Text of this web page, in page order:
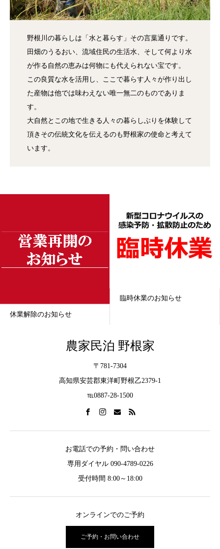
野根川の暮らしは「水と暮らす」その言葉通りです。
田畑のうるおい、流域住民の生活水、そして何より水
が作る自然の恵みは何物にも代えられない宝です。
この良質な水を活用し、ここで暮らす人々が作り出し
た産物は他では味わえない唯一無二のものでありま
す。
大自然とこの地で生きる人々の暮らしぶりを体験して
頂きその伝統文化を伝えるのも野根家の使命と考えて
います。
休業解除のお知らせ
臨時休業のお知らせ
農家民泊 野根家
〒781-7304
高知県安芸郡東洋町野根乙2379-1
℡0887-28-1500
お電話での予約・問い合わせ
専用ダイヤル 090-4789-0226
受付時間 8:00～18:00
オンラインでのご予約
ご予約・お問い合わせ